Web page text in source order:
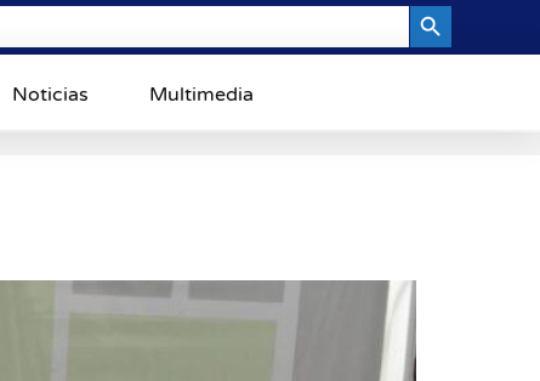
Noticias Multimedia